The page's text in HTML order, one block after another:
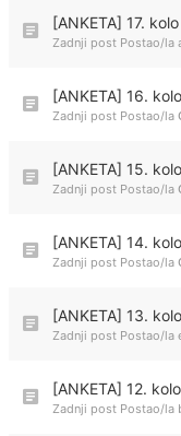
[ANKETA] 17.
Zadnji post Postao/la
[ANKETA] 16.
Zadnji post Postao/la
[ANKETA] 15.
Zadnji post Postao/la
[ANKETA] 14.
Zadnji post Postao/la
[ANKETA] 13.
Zadnji post Postao/la
[ANKETA] 12.
Zadnji post Postao/la